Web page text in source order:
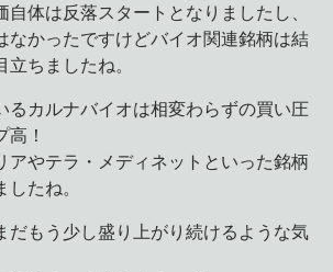
体は反落スタートとなりましたし、
なかったですけどバイオ関連銘柄は結
ちましたね。
るカルナバイオは相変わらずの買い圧
！
アやテラ・メディネットといった銘柄
たね。
だもう少し盛り上がり続けるような気